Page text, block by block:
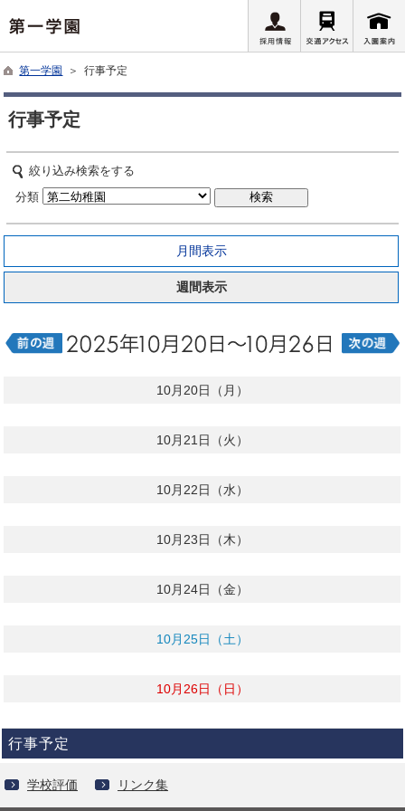
第一学園 ＞ 行事予定
行事予定
絞り込み検索をする
分類
月間表示
週間表示
10月20日（月）
10月21日（火）
10月22日（水）
10月23日（木）
10月24日（金）
10月25日（土）
10月26日（日）
行事予定
学校評価 リンク集